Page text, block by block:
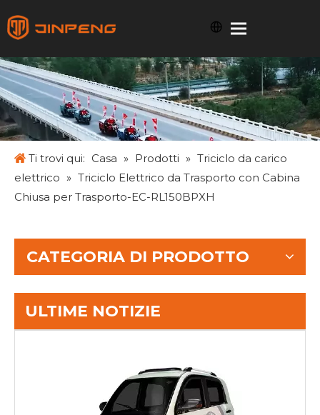
Ti trovi qui: Casa » Prodotti » Triciclo da carico
elettrico » Triciclo Elettrico da Trasporto con Cabina
Chiusa per Trasporto-EC-RL150BPXH
CATEGORIA DI PRODOTTO
ULTIME NOTIZIE